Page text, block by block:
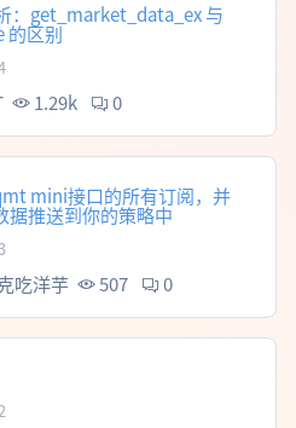
：get_market_data_ex 与
的区别
1.29k 0
mini接口的所有订阅，并
据推送到你的策略中
吃洋芋 507 0